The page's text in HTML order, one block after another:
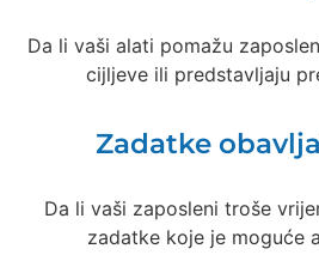
Da li vaši alati pomažu
cijljeve ili predstavljaju
Zadatke
Da li vaši zaposleni troše
zadatke koje je moguće